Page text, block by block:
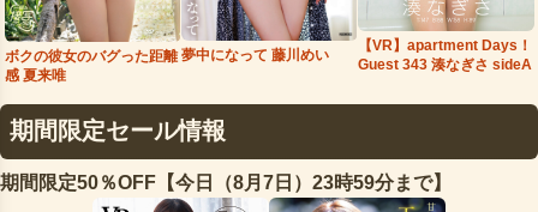
ボクの彼女のバグった距離
感 夏来唯
夢中になって 藤川めい
【VR】apartment Days！
Guest 343 湊なぎさ sideA
期間限定セール情報
期間限定50％OFF【今日（8月7日）23時59分まで】